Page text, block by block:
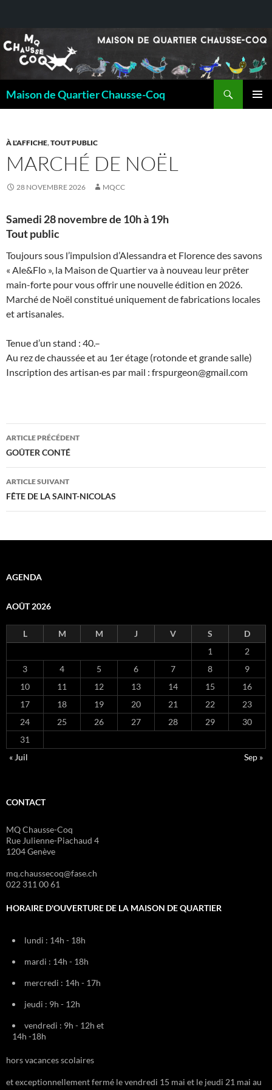
Maison de Quartier Chausse-Coq
À L'AFFICHE,TOUT PUBLIC
MARCHÉ DE NOËL
28 NOVEMBRE 2026 MQCC
Samedi 28 novembre de 10h à 19h
Tout public
Toujours sous l’impulsion d’Alessandra et Florence des savons
« Ale&Flo », la Maison de Quartier va à nouveau leur prêter
main-forte pour vous offrir une nouvelle édition en 2026.
Marché de Noël constitué uniquement de fabrications locales
et artisanales.
Tenue d’un stand : 40.–
Au rez de chaussée et au 1er étage (rotonde et grande salle)
Inscription des artisan·es par mail : frspurgeon@gmail.com
Navigation
des
articles
ARTICLE PRÉCÉDENT
GOÛTER CONTÉ
ARTICLE SUIVANT
FÊTE DE LA SAINT-NICOLAS
AGENDA
AOÛT 2026
L M M J V S
D
1
2
3
4 5 6 7 8
9
10
11 12 13 14 15
16
17
18 19 20 21 22
23
24
25 26 27 28 29
30
31
« Juil
Sep »
CONTACT
MQ Chausse-Coq
Rue Julienne-Piachaud 4
1204 Genève
mq.chaussecoq@fase.ch
022 311 00 61
HORAIRE D'OUVERTURE DE LA MAISON DE QUARTIER
lundi : 14h - 18h
mardi : 14h - 18h
mercredi : 14h - 17h
jeudi : 9h - 12h
vendredi : 9h - 12h et
14h -18h
hors vacances scolaires
et exceptionnellement fermé le vendredi 15 mai et le jeudi 21 mai au